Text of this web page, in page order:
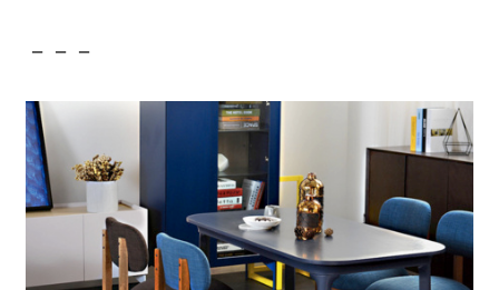
－－－